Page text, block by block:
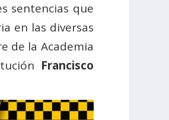
sentencias que
en las diversas
de la Academia
Francisco